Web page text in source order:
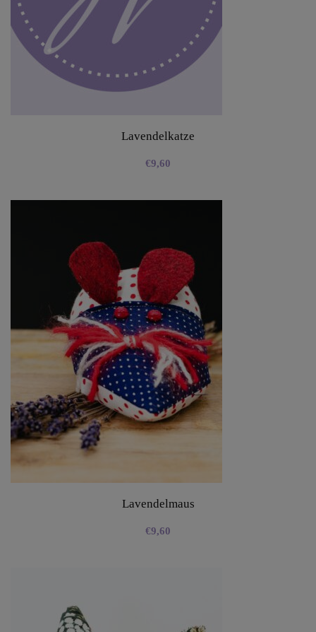
Lavendelkatze
€9,60
Lavendelmaus
€9,60